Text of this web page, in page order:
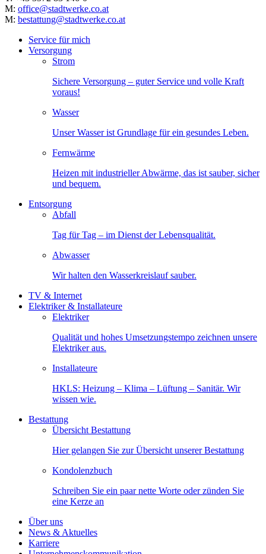
M: office@stadtwerke.co.at
M: bestattung@stadtwerke.co.at
Service für mich
Versorgung
Strom
Sichere Versorgung – guter Service und volle Kraft
voraus!
Wasser
Unser Wasser ist Grundlage für ein gesundes Leben.
Fernwärme
Heizen mit industrieller Abwärme, das ist sauber, sicher
und bequem.
Entsorgung
Abfall
Tag für Tag – im Dienst der Lebensqualität.
Abwasser
Wir halten den Wasserkreislauf sauber.
TV & Internet
Elektriker & Installateure
Elektriker
Qualität und hohes Umsetzungstempo zeichnen unsere
Elektriker aus.
Installateure
HKLS: Heizung – Klima – Lüftung – Sanitär. Wir
wissen wie.
Bestattung
Übersicht Bestattung
Hier gelangen Sie zur Übersicht unserer Bestattung
Kondolenzbuch
Schreiben Sie ein paar nette Worte oder zünden Sie
eine Kerze an
Über uns
News & Aktuelles
Karriere